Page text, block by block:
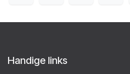
Handige links